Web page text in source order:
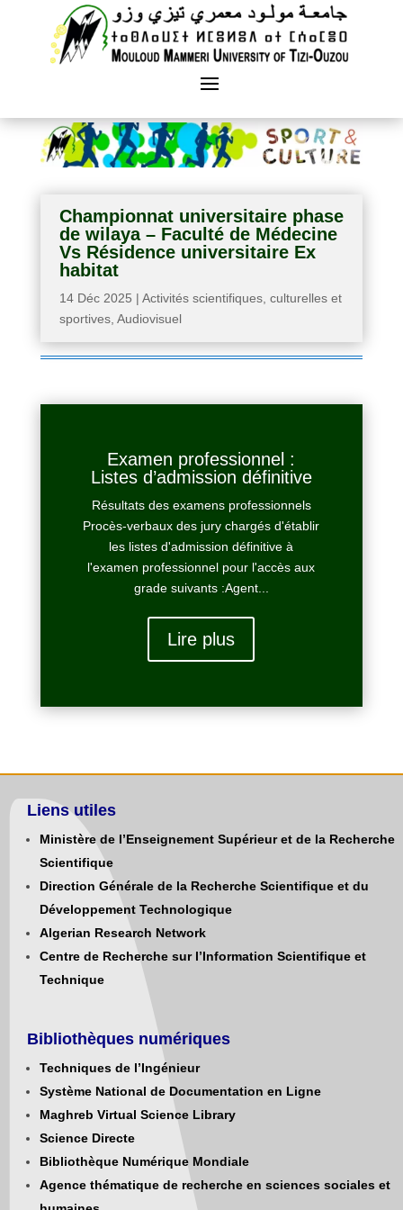
Championnat universitaire phase
de wilaya – Faculté de Médecine
Vs Résidence universitaire Ex
habitat
14 Déc 2025 | Activités scientifiques, culturelles et
sportives, Audiovisuel
Examen professionnel :
Listes d’admission définitive
Résultats des examens professionnels
Procès-verbaux des jury chargés d'établir
les listes d'admission définitive à
l'examen professionnel pour l'accès aux
grade suivants :Agent...
Lire plus
Liens utiles
Ministère de l’Enseignement Supérieur et de la Recherche
Scientifique
Direction Générale de la Recherche Scientifique et du
Développement Technologique
Algerian Research Network
Centre de Recherche sur l’Information Scientifique et
Technique
Bibliothèques numériques
Techniques de l’Ingénieur
Système National de Documentation en Ligne
Maghreb Virtual Science Library
Science Directe
Bibliothèque Numérique Mondiale
Agence thématique de recherche en sciences sociales et